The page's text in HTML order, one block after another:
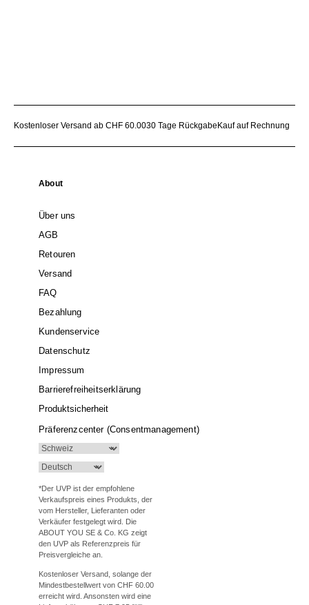
Kostenloser Versand ab CHF 60.0030 Tage Rückgabe Kauf auf Rechnung
About
Über uns
AGB
Retouren
Versand
FAQ
Bezahlung
Kundenservice
Datenschutz
Impressum
Barrierefreiheitserklärung
Produktsicherheit
Präferenzcenter (Consentmanagement)
*Der UVP ist der empfohlene
Verkaufspreis eines Produkts, der
vom Hersteller, Lieferanten oder
Verkäufer festgelegt wird. Die
ABOUT YOU SE & Co. KG zeigt
den UVP als Referenzpreis für
Preisvergleiche an.
Kostenloser Versand, solange der
Mindestbestellwert von CHF 60.00
erreicht wird. Ansonsten wird eine